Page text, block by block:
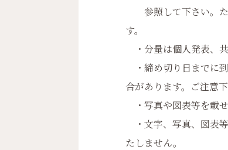
参照して下さい。た
す。
・分量は個人発表、
・締め切り日までに
合があります。ご注意下
・写真や図表等を載
・文字、写真、図表
たしません。